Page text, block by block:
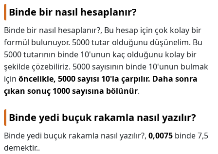
Binde bir nasıl hesaplanır?
Binde bir nasıl hesaplanır?, Bu hesap için çok kolay bir
formül bulunuyor. 5000 tutar olduğunu düşünelim. Bu
5000 tutarının binde 10'unun kaç olduğunu kolay bir
şekilde çözebiliriz. 5000 sayısının binde 10'unun bulmak
için öncelikle, 5000 sayısı 10'la çarpılır. Daha sonra
çıkan sonuç 1000 sayısına bölünür.
Binde yedi buçuk rakamla nasıl yazılır?
Binde yedi buçuk rakamla nasıl yazılır?, 0,0075 binde 7,5
demektir..